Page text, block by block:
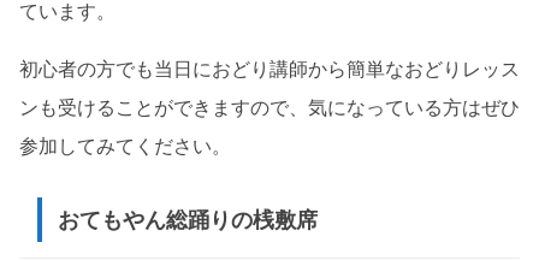
ています。
初心者の方でも当日におどり講師から簡単なおどりレッス
ンも受けることができますので、気になっている方はぜひ
参加してみてください。
おてもやん総踊りの桟敷席